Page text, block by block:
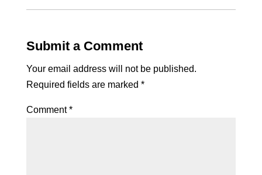
Submit a Comment
Your email address will not be published.
Required fields are marked *
Comment*